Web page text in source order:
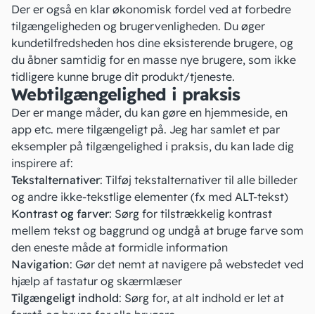
Der er også en klar økonomisk fordel ved at forbedre
tilgængeligheden og brugervenligheden. Du øger
kundetilfredsheden hos dine eksisterende brugere, og
du åbner samtidig for en masse nye brugere, som ikke
tidligere kunne bruge dit produkt/tjeneste.
Webtilgængelighed i praksis
Der er mange måder, du kan gøre en hjemmeside, en
app etc. mere tilgængeligt på. Jeg har samlet et par
eksempler på tilgængelighed i praksis, du kan lade dig
inspirere af:
Tekstalternativer: Tilføj tekstalternativer til alle billeder
og andre ikke-tekstlige elementer (fx med ALT-tekst)
Kontrast og farver: Sørg for tilstrækkelig kontrast
mellem tekst og baggrund og undgå at bruge farve som
den eneste måde at formidle information
Navigation: Gør det nemt at navigere på webstedet ved
hjælp af tastatur og skærmlæser
Tilgængeligt indhold: Sørg for, at alt indhold er let at